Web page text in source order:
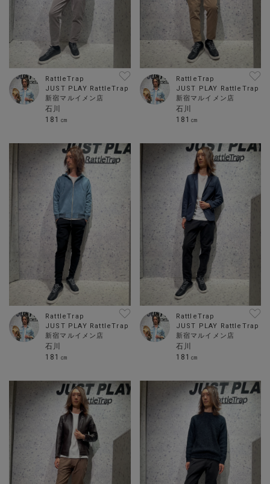
RattleTrap
JUST PLAY RattleTrap
新宿マルイメン店
石川
181㎝
RattleTrap
JUST PLAY RattleTrap
新宿マルイメン店
石川
181㎝
RattleTrap
JUST PLAY RattleTrap
新宿マルイメン店
石川
181㎝
RattleTrap
JUST PLAY RattleTrap
新宿マルイメン店
石川
181㎝